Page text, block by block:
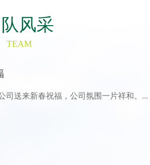
风采
TEAM
司送来新春祝福，公司氛围一片祥和。...